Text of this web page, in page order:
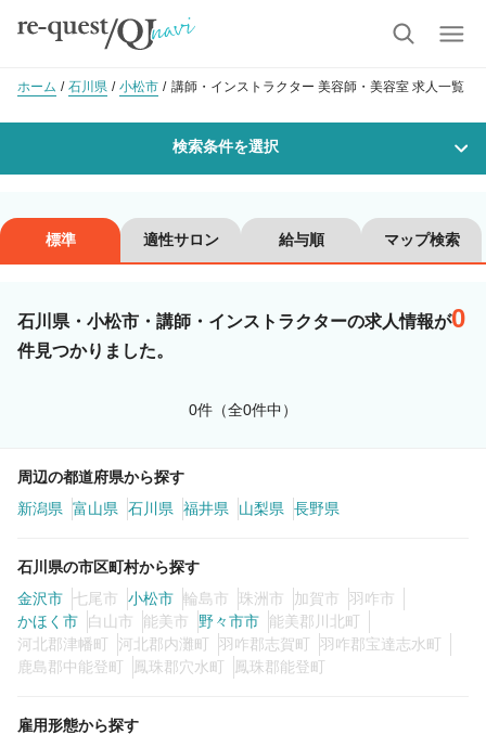
ホーム 石川県 小松市 講師・インストラクター 美容師・美容室 求人一覧
検索条件を選択
沿線・駅を選択 市区町村を選択
小松市
美容師スタイリスト
カラーリスト フロント・レセプション
ヘアメイク・美容部員
ネイリスト エステティシャン
講師・インストラクター 営業・販売スタッフ・その他
雇用形態
標準 適性サロン 給与順 マップ検索
石川県・小松市・講師・インストラクターの求人情報が0
件見つかりました。
0件（全0件中）
周辺の都道府県から探す
新潟県
富山県 石川県 福井県 山梨県 長野県
石川県の市区町村から探す
金沢市
七尾市 小松市 輪島市 珠洲市 加賀市
羽咋市
かほく市
白山市 能美市 野々市市
能美郡川北町
河北郡津幡町
河北郡内灘町 羽咋郡志賀町
羽咋郡宝達志水町
鹿島郡中能登町
鳳珠郡穴水町 鳳珠郡能登町
雇用形態から探す